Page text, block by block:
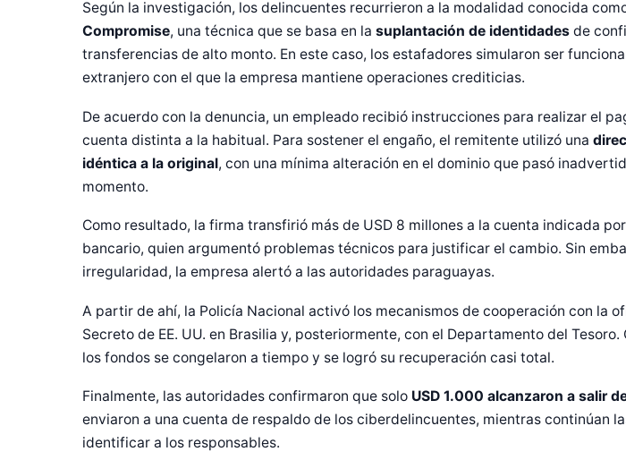
Según la investigación, los delincuentes recurrieron a la modalidad conocida
Compromise, una técnica que se basa en la suplantación de identidades de
transferencias de alto monto. En este caso, los estafadores simularon ser
extranjero con el que la empresa mantiene operaciones crediticias.
De acuerdo con la denuncia, un empleado recibió instrucciones para realizar el
cuenta distinta a la habitual. Para sostener el engaño, el remitente utilizó una
idéntica a la original, con una mínima alteración en el dominio que pasó
momento.
Como resultado, la firma transfirió más de USD 8 millones a la cuenta indicada
bancario, quien argumentó problemas técnicos para justificar el cambio. Sin
irregularidad, la empresa alertó a las autoridades paraguayas.
A partir de ahí, la Policía Nacional activó los mecanismos de cooperación con la
Secreto de EE. UU. en Brasilia y, posteriormente, con el Departamento del Tesoro.
los fondos se congelaron a tiempo y se logró su recuperación casi total.
Finalmente, las autoridades confirmaron que solo USD 1.000 alcanzaron a salir
enviaron a una cuenta de respaldo de los ciberdelincuentes, mientras continúan
identificar a los responsables.
Diseñado por Shiro Company